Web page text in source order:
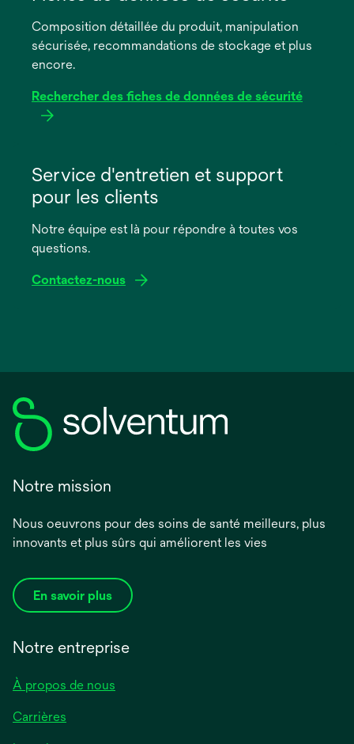
nouvel
onglet
Composition détaillée du produit, manipulation
sécurisée, recommandations de stockage et plus
encore.
Rechercher des fiches de données de sécurité
dans
nouvel
onglet
Service d'entretien et support
pour les clients
Notre équipe est là pour répondre à toutes vos
questions.
Contactez-nous
Notre mission
Nous oeuvrons pour des soins de santé meilleurs, plus
innovants et plus sûrs qui améliorent les vies
En savoir plus
Notre entreprise
À propos de nous
Carrières